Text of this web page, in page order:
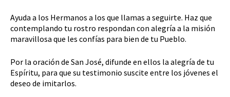
Ayuda a los Hermanos a los que llamas a seguirte. Haz que
contemplando tu rostro respondan con alegría a la misión
maravillosa que les confías para bien de tu Pueblo.
Por la oración de San José, difunde en ellos la alegría de tu
Espíritu, para que su testimonio suscite entre los jóvenes el
deseo de imitarlos.